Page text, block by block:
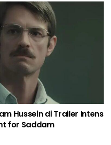
Hussein di Trailer Intens
for Saddam